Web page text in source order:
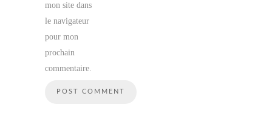
mon site dans
le navigateur
pour mon
prochain
commentaire.